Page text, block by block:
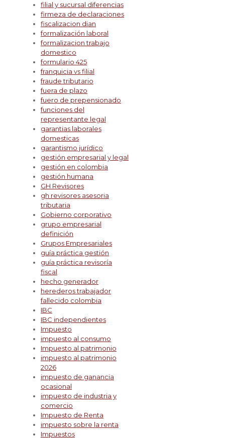
filial y sucursal diferencias
firmeza de declaraciones
fiscalizacion dian
formalización laboral
formalizacion trabajo
domestico
formulario 425
franquicia vs filial
fraude tributario
fuera de plazo
fuero de prepensionado
funciones del
representante legal
garantias laborales
domesticas
garantismo jurídico
gestión empresarial y legal
gestión en colombia
gestión humana
GH Revisores
gh revisores asesoria
tributaria
Gobierno corporativo
grupo empresarial
definición
Grupos Empresariales
guía práctica gestión
guía práctica revisoría
fiscal
hecho generador
herederos trabajador
fallecido colombia
IBC
IBC independientes
Impuesto
impuesto al consumo
Impuesto al patrimonio
impuesto al patrimonio
2026
impuesto de ganancia
ocasional
impuesto de industria y
comercio
Impuesto de Renta
impuesto sobre la renta
Impuestos